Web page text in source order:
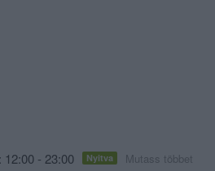
12:00 - 23:00 Nyitva Mutass többet